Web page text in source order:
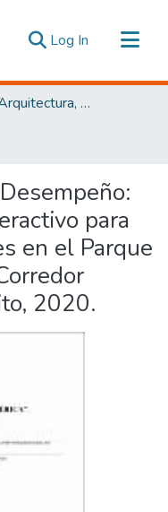
Log In (current)
Facultad de Arquitectura, Artes y Diseño
para
en el Parque
2020.